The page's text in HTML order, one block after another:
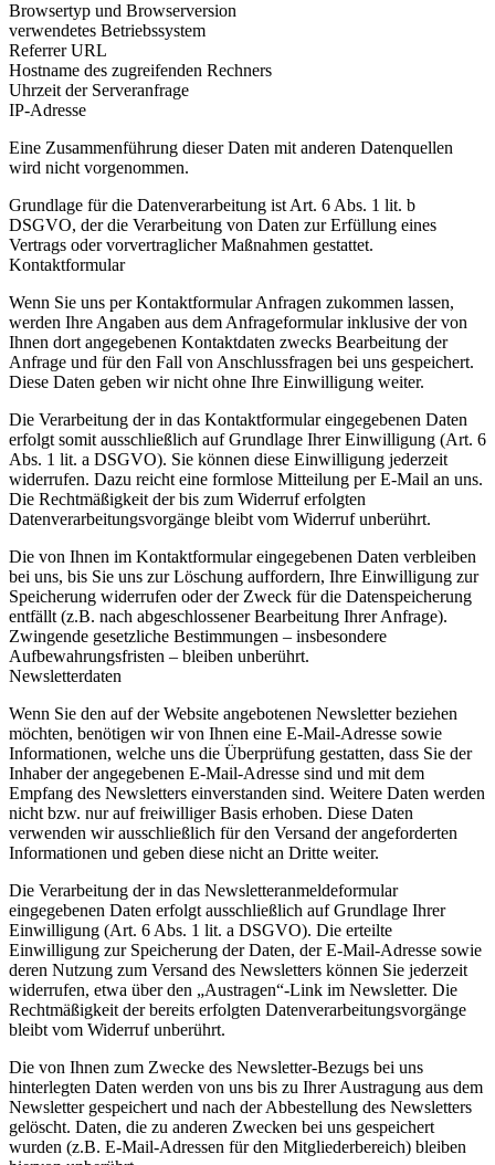
Browsertyp und Browserversion
verwendetes Betriebssystem
Referrer URL
Hostname des zugreifenden Rechners
Uhrzeit der Serveranfrage
IP-Adresse
Eine Zusammenführung dieser Daten mit anderen Datenquellen
wird nicht vorgenommen.
Grundlage für die Datenverarbeitung ist Art. 6 Abs. 1 lit. b
DSGVO, der die Verarbeitung von Daten zur Erfüllung eines
Vertrags oder vorvertraglicher Maßnahmen gestattet.
Kontaktformular
Wenn Sie uns per Kontaktformular Anfragen zukommen lassen,
werden Ihre Angaben aus dem Anfrageformular inklusive der von
Ihnen dort angegebenen Kontaktdaten zwecks Bearbeitung der
Anfrage und für den Fall von Anschlussfragen bei uns gespeichert.
Diese Daten geben wir nicht ohne Ihre Einwilligung weiter.
Die Verarbeitung der in das Kontaktformular eingegebenen Daten
erfolgt somit ausschließlich auf Grundlage Ihrer Einwilligung (Art. 6
Abs. 1 lit. a DSGVO). Sie können diese Einwilligung jederzeit
widerrufen. Dazu reicht eine formlose Mitteilung per E-Mail an uns.
Die Rechtmäßigkeit der bis zum Widerruf erfolgten
Datenverarbeitungsvorgänge bleibt vom Widerruf unberührt.
Die von Ihnen im Kontaktformular eingegebenen Daten verbleiben
bei uns, bis Sie uns zur Löschung auffordern, Ihre Einwilligung zur
Speicherung widerrufen oder der Zweck für die Datenspeicherung
entfällt (z.B. nach abgeschlossener Bearbeitung Ihrer Anfrage).
Zwingende gesetzliche Bestimmungen – insbesondere
Aufbewahrungsfristen – bleiben unberührt.
Newsletterdaten
Wenn Sie den auf der Website angebotenen Newsletter beziehen
möchten, benötigen wir von Ihnen eine E-Mail-Adresse sowie
Informationen, welche uns die Überprüfung gestatten, dass Sie der
Inhaber der angegebenen E-Mail-Adresse sind und mit dem
Empfang des Newsletters einverstanden sind. Weitere Daten werden
nicht bzw. nur auf freiwilliger Basis erhoben. Diese Daten
verwenden wir ausschließlich für den Versand der angeforderten
Informationen und geben diese nicht an Dritte weiter.
Die Verarbeitung der in das Newsletteranmeldeformular
eingegebenen Daten erfolgt ausschließlich auf Grundlage Ihrer
Einwilligung (Art. 6 Abs. 1 lit. a DSGVO). Die erteilte
Einwilligung zur Speicherung der Daten, der E-Mail-Adresse sowie
deren Nutzung zum Versand des Newsletters können Sie jederzeit
widerrufen, etwa über den „Austragen“-Link im Newsletter. Die
Rechtmäßigkeit der bereits erfolgten Datenverarbeitungsvorgänge
bleibt vom Widerruf unberührt.
Die von Ihnen zum Zwecke des Newsletter-Bezugs bei uns
hinterlegten Daten werden von uns bis zu Ihrer Austragung aus dem
Newsletter gespeichert und nach der Abbestellung des Newsletters
gelöscht. Daten, die zu anderen Zwecken bei uns gespeichert
wurden (z.B. E-Mail-Adressen für den Mitgliederbereich) bleiben